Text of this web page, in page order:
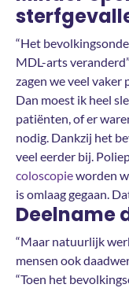
“Het
MDL-arts
zagen we veel
Dan moest ik heel
patiënten, of er
nodig. Dankzij het
veel eerder bij.
coloscopieworden
is omlaag gegaan.
Deelname
“Maar natuurlijk
mensen ook
“Toen het